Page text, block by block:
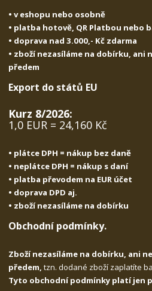
• v eshopu nebo osobně
• platba hotově, QR Platbou nebo
• doprava nad 3.000,- Kč zdarma
• zboží nezasíláme na dobírku, ani
předem
Export do států EU
Kurz 8/2026:
1,0 EUR = 24,160 Kč
• plátce DPH = nákup bez daně
• neplátce DPH = nákup s daní
• platba převodem na EUR účet
• doprava DPD aj.
• zboží nezasíláme na dobírku
Obchodní podmínky.
Zboží nezasíláme na dobírku, ani
předem,tzn. dodané zboží zaplatíte
Tyto obchodní podmínky platí jen